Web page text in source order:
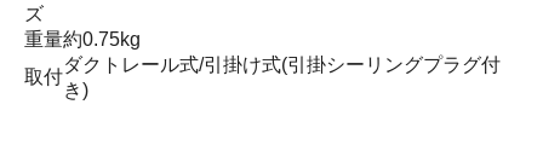
ズ
重量約0.75kg
取付
ダクトレール式/引掛け式(引掛シーリングプラグ付
き)